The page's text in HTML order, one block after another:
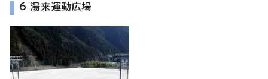
6 湯来運動広場